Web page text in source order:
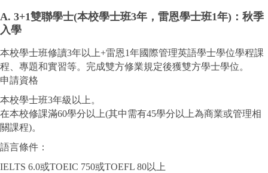
A. 3+1雙聯學士(本校學士班3年，雷恩學士班1年)：秋季
入學
本校學士班修讀3年以上+雷恩1年國際管理英語學士學位學程課
程、專題和實習等。完成雙方修業規定後獲雙方學士學位。
申請資格
本校學士班3年級以上。
在本校修課滿60學分以上(其中需有45學分以上為商業或管理相
關課程)。
語言條件：
IELTS 6.0或TOEIC 750或TOEFL 80以上